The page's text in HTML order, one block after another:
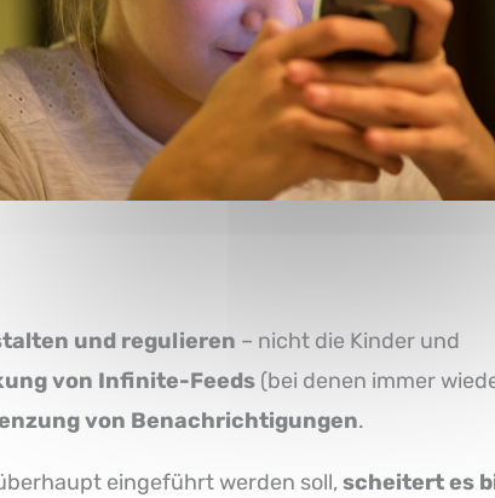
und regulieren – nicht die Kinder und
von Infinite-Feeds (bei denen immer
von Benachrichtigungen.
eingeführt werden soll,scheitert es